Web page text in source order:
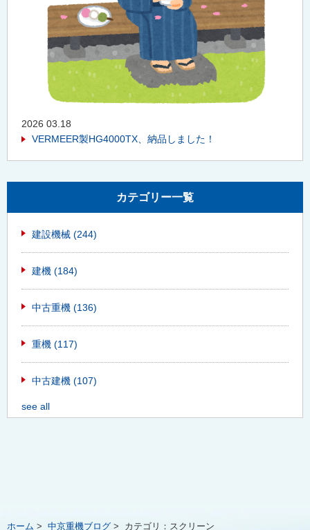
2026 03.18
VERMEER製HG4000TX、納品しました！
カテゴリー一覧
建設機械 (244)
建機 (184)
中古重機 (136)
重機 (117)
中古建機 (107)
see all
ホーム > 中京重機ブログ > カテゴリ： スクリーン